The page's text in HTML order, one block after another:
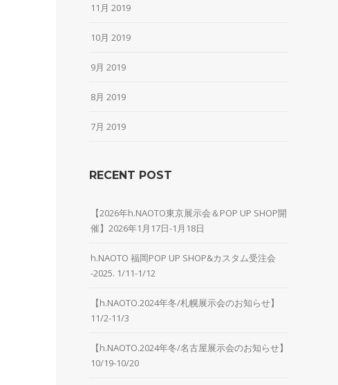
11月 2019
10月 2019
9月 2019
8月 2019
7月 2019
RECENT POST
【2026年h.NAOTO東京展示会＆POP UP SHOP開
催】2026年1月17日-1月18日
h.NAOTO 福岡POP UP SHOP&カスタム受注会
-2025. 1/11-1/12
【h.NAOTO.2024年冬/札幌展示会のお知らせ】
11/2-11/3
【h.NAOTO.2024年冬/名古屋展示会のお知らせ】
10/19-10/20